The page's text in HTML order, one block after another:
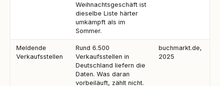
Weihnachtsgeschäft ist
dieselbe Liste härter
umkämpft als im
Sommer.
Meldende
Verkaufsstellen
Rund 6.500
Verkaufsstellen in
Deutschland liefern die
Daten. Was daran
vorbeiläuft, zählt nicht.
buchmarkt.de,
2025